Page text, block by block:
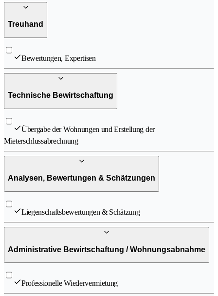
Treuhand
Bewertungen, Expertisen
Technische Bewirtschaftung
Übergabe der Wohnungen und Erstellung der
Mieterschlussabrechnung
Analysen, Bewertungen & Schätzungen
Liegenschaftsbewertungen & Schätzung
Administrative Bewirtschaftung / Wohnungsabnahme
Professionelle Wiedervermietung